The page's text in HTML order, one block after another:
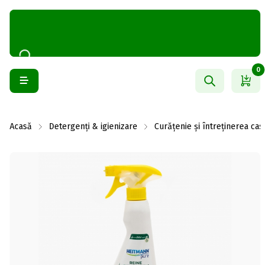
0
Acasă Detergenți & igienizare Curățenie și întreținerea casei